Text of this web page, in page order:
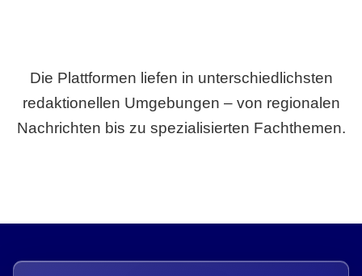
Die Plattformen liefen in unterschiedlichsten
redaktionellen Umgebungen – von regionalen
Nachrichten bis zu spezialisierten Fachthemen.